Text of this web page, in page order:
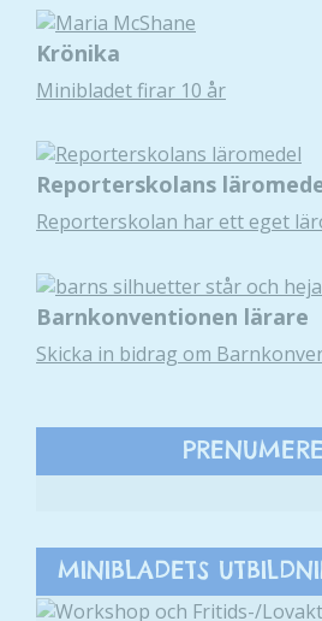
Krönika
Minibladet firar 10 år
Reporterskolans
Reporterskolan har ett eget
Barnkonventionen lärare
Skicka in bidrag om
MINIBLADETS